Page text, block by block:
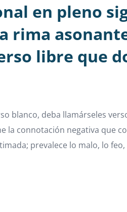
en pleno
rima
libre que
blanco, deba llamárseles
la connotación negativa que
prevalece lo malo, lo